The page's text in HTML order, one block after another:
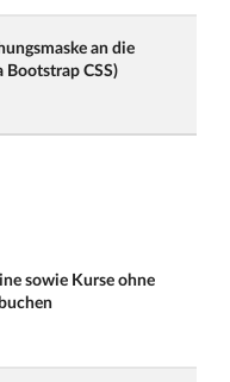
an die
Bootstrap CSS)
sowie Kurse ohne